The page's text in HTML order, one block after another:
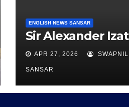
ENGLISH NEWS SANSAR
Sir Alexander Izat
APR 27, 2026 SWAPNIL
SANSAR